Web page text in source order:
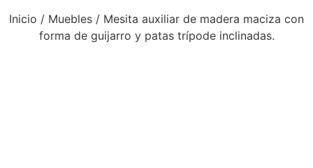
Inicio / Muebles / Mesita auxiliar de madera maciza con
forma de guijarro y patas trípode inclinadas.